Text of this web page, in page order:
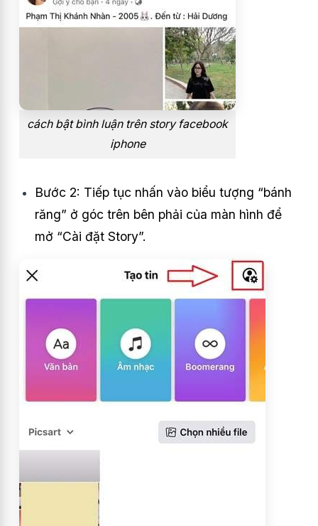
cách bật bình luận trên story facebook
iphone
Bước 2: Tiếp tục nhấn vào biểu tượng “bánh
răng” ở góc trên bên phải của màn hình để
mở “Cài đặt Story”.